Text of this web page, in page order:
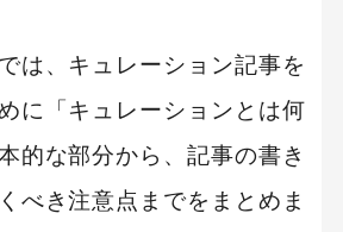
は、キュレーション記事を
に「キュレーションとは何
的な部分から、記事の書き
べき注意点までをまとめま